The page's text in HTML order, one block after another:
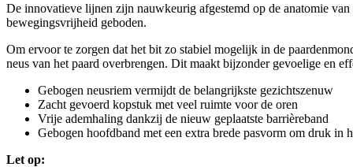
De innovatieve lijnen zijn nauwkeurig afgestemd op de anatomie
bewegingsvrijheid geboden.
Om ervoor te zorgen dat het bit zo stabiel mogelijk in de
neus van het paard overbrengen. Dit maakt bijzonder gevoelige en
Gebogen neusriem vermijdt de belangrijkste gezichtszenuw
Zacht gevoerd kopstuk met veel ruimte voor de oren
Vrije ademhaling dankzij de nieuw geplaatste barrièreband
Gebogen hoofdband met een extra brede pasvorm om druk in
Let op: